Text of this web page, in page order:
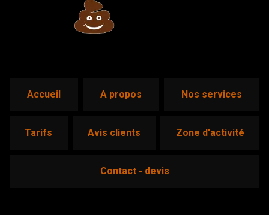
accueil a propos nos services
tarifs avis clients zone d'activité
contact - devis